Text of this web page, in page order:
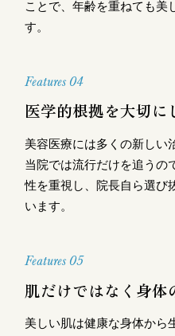
ことで、年齢を重ねても美
す。
Features 04
医学的根拠を大切に
美容医療には多くの新しい
当院では流行だけを追うの
性を重視し、院長自ら選び
います。
Features 05
肌だけではなく身体
美しい肌は健康な身体から